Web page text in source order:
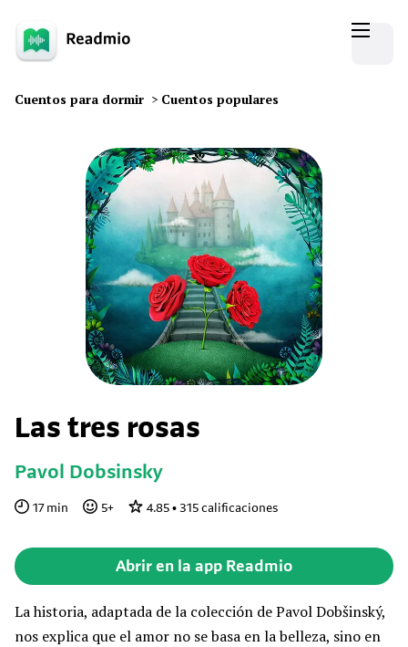
Cuentos para dormir > Cuentos populares
Las tres rosas
Pavol Dobsinsky
17min 5+ 4.85 • 315 calificaciones
Abrir en la app Readmio
La historia, adaptada de la colección de Pavol Dobšinský,
nos explica que el amor no se basa en la belleza, sino en